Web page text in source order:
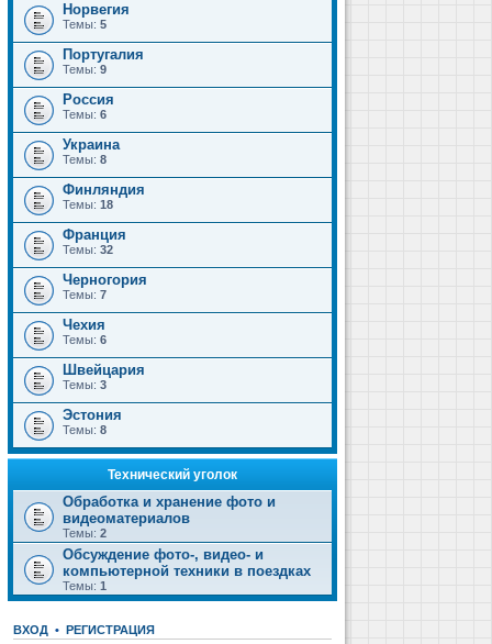
Норвегия
Темы: 5
Португалия
Темы: 9
Россия
Темы: 6
Украина
Темы: 8
Финляндия
Темы: 18
Франция
Темы: 32
Черногория
Темы: 7
Чехия
Темы: 6
Швейцария
Темы: 3
Эстония
Темы: 8
Технический уголок
Обработка и хранение фото и
видеоматериалов
Темы: 2
Обсуждение фото-, видео- и
компьютерной техники в поездках
Темы: 1
ВХОД • РЕГИСТРАЦИЯ